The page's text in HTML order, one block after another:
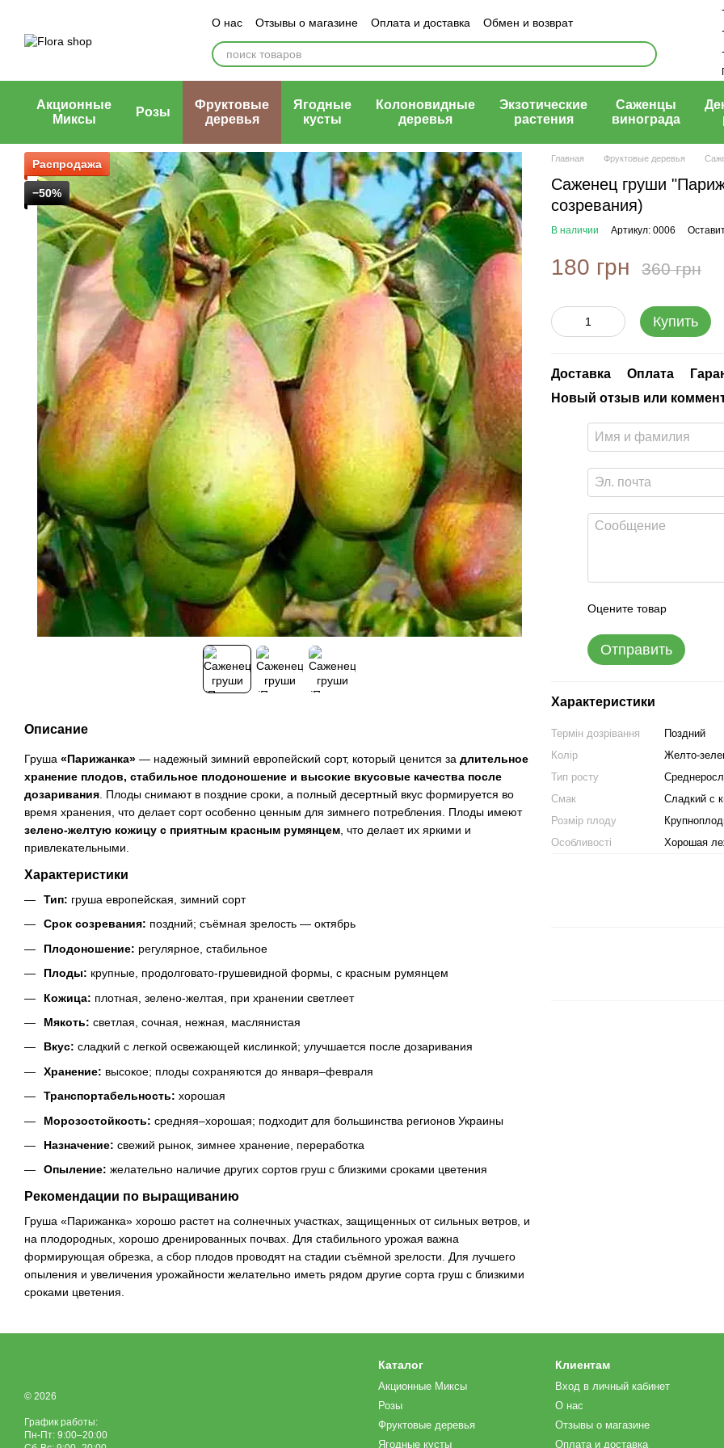
О нас Отзывы о магазине Оплата и доставка
Обмен и возврат
Блог магазина
Публичный договор (оферта)
Акционные
Миксы
Розы
Фруктовые
деревья
Ягодные
кусты
Колоновидные
деревья
Экзотические
растения
Саженцы
винограда
Распродажа
−50%
Описание
Груша «Парижанка» — надежный зимний европейский сорт, который ценится за длительное
хранение плодов, стабильное плодоношение и высокие вкусовые качества после
дозаривания . Плоды снимают в поздние сроки, а полный десертный вкус формируется во
время хранения, что делает сорт особенно ценным для зимнего потребления. Плоды имеют
зелено-желтую кожицу с приятным красным румянцем , что делает их яркими и
привлекательными.
Характеристики
Тип: груша европейская, зимний сорт
Срок созревания: поздний; съёмная зрелость — октябрь
Плодоношение: регулярное, стабильное
Плоды: крупные, продолговато-грушевидной формы, с красным румянцем
Кожица: плотная, зелено-желтая, при хранении светлеет
Мякоть: светлая, сочная, нежная, маслянистая
Вкус: сладкий с легкой освежающей кислинкой; улучшается после дозаривания
Хранение: высокое; плоды сохраняются до января–февраля
Транспортабельность: хорошая
Морозостойкость: средняя–хорошая; подходит для большинства регионов Украины
Назначение: свежий рынок, зимнее хранение, переработка
Опыление: желательно наличие других сортов груш с близкими сроками цветения
Рекомендации по выращиванию
Груша «Парижанка» хорошо растет на солнечных участках, защищенных от сильных ветров, и
на плодородных, хорошо дренированных почвах. Для стабильного урожая важна
формирующая обрезка, а сбор плодов проводят на стадии съёмной зрелости. Для лучшего
опыления и увеличения урожайности желательно иметь рядом другие сорта груш с близкими
сроками цветения.
Главная Фруктовые деревья
Саженец груши
созревания)
В наличии Артикул: 0006
180 грн 360 грн
Купить
Доставка Оплата
Новый отзыв или
Оцените товар
Отправить
Характеристики
Термін дозрівання
Поздний
Колір
Желто-
Тип росту
Смак
Сладкий с
Розмір плоду
Особливості
Хорошая
© 2026
График работы:
Пн-Пт: 9:00–20:00
Каталог
Акционные Миксы
Розы
Фруктовые деревья
Ягодные кусты
Клиентам
Вход в личный кабинет
О нас
Отзывы о магазине
Оплата и доставка